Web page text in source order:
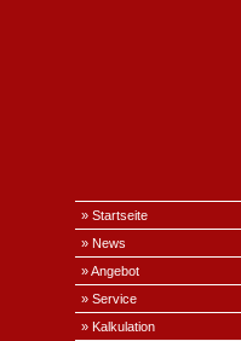
» Startseite
» News
» Angebot
» Service
» Kalkulation